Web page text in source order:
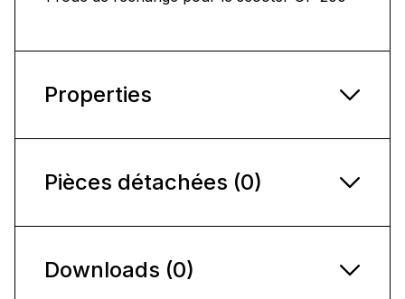
Properties
Pièces détachées (0)
Downloads (0)